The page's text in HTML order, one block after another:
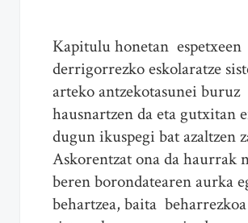
Kapitulu honetan espetxeen
derrigorrezko eskolaratze
arteko antzekotasunei buruz
hausnartzen da eta gutxitan
dugun ikuspegi bat azaltzen
Askorentzat ona da haurrak
beren borondatearen aurka
behartzea, baita